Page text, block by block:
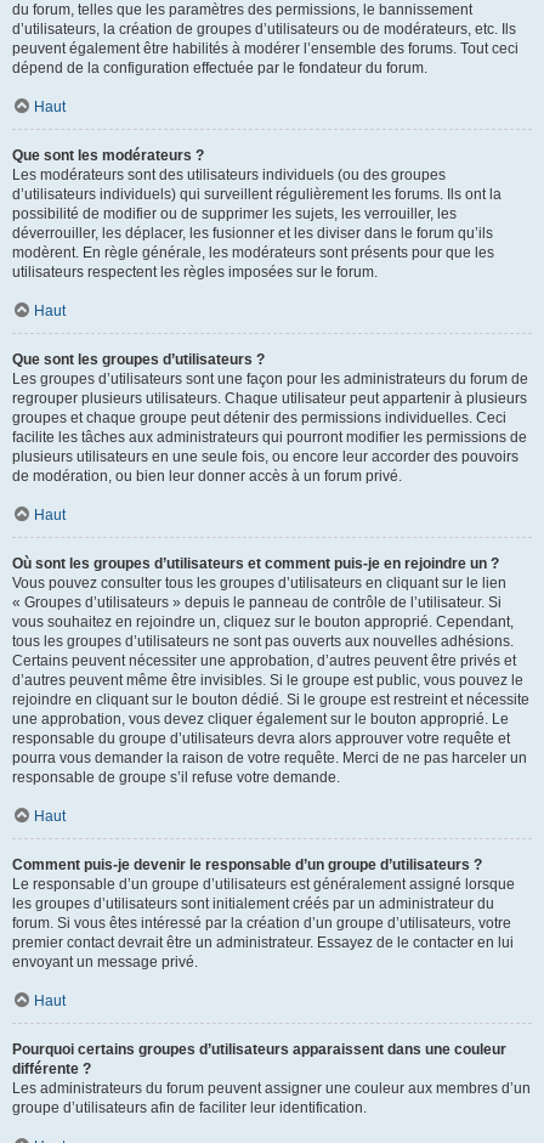
du forum, telles que les paramètres des permissions, le bannissement
d’utilisateurs, la création de groupes d’utilisateurs ou de modérateurs, etc. Ils
peuvent également être habilités à modérer l’ensemble des forums. Tout ceci
dépend de la configuration effectuée par le fondateur du forum.
Haut
Que sont les modérateurs ?
Les modérateurs sont des utilisateurs individuels (ou des groupes
d’utilisateurs individuels) qui surveillent régulièrement les forums. Ils ont la
possibilité de modifier ou de supprimer les sujets, les verrouiller, les
déverrouiller, les déplacer, les fusionner et les diviser dans le forum qu’ils
modèrent. En règle générale, les modérateurs sont présents pour que les
utilisateurs respectent les règles imposées sur le forum.
Haut
Que sont les groupes d’utilisateurs ?
Les groupes d’utilisateurs sont une façon pour les administrateurs du forum de
regrouper plusieurs utilisateurs. Chaque utilisateur peut appartenir à plusieurs
groupes et chaque groupe peut détenir des permissions individuelles. Ceci
facilite les tâches aux administrateurs qui pourront modifier les permissions de
plusieurs utilisateurs en une seule fois, ou encore leur accorder des pouvoirs
de modération, ou bien leur donner accès à un forum privé.
Haut
Où sont les groupes d’utilisateurs et comment puis-je en rejoindre un ?
Vous pouvez consulter tous les groupes d’utilisateurs en cliquant sur le lien
« Groupes d’utilisateurs » depuis le panneau de contrôle de l’utilisateur. Si
vous souhaitez en rejoindre un, cliquez sur le bouton approprié. Cependant,
tous les groupes d’utilisateurs ne sont pas ouverts aux nouvelles adhésions.
Certains peuvent nécessiter une approbation, d’autres peuvent être privés et
d’autres peuvent même être invisibles. Si le groupe est public, vous pouvez le
rejoindre en cliquant sur le bouton dédié. Si le groupe est restreint et nécessite
une approbation, vous devez cliquer également sur le bouton approprié. Le
responsable du groupe d’utilisateurs devra alors approuver votre requête et
pourra vous demander la raison de votre requête. Merci de ne pas harceler un
responsable de groupe s’il refuse votre demande.
Haut
Comment puis-je devenir le responsable d’un groupe d’utilisateurs ?
Le responsable d’un groupe d’utilisateurs est généralement assigné lorsque
les groupes d’utilisateurs sont initialement créés par un administrateur du
forum. Si vous êtes intéressé par la création d’un groupe d’utilisateurs, votre
premier contact devrait être un administrateur. Essayez de le contacter en lui
envoyant un message privé.
Haut
Pourquoi certains groupes d’utilisateurs apparaissent dans une couleur
différente ?
Les administrateurs du forum peuvent assigner une couleur aux membres d’un
groupe d’utilisateurs afin de faciliter leur identification.